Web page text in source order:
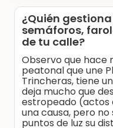
¿Quién
semáforos,
de tu calle?
Observo que hace
peatonal que une
Trincheras, tiene
deja mucho que
estropeado (actos
una causa, pero no
puntos de luz su